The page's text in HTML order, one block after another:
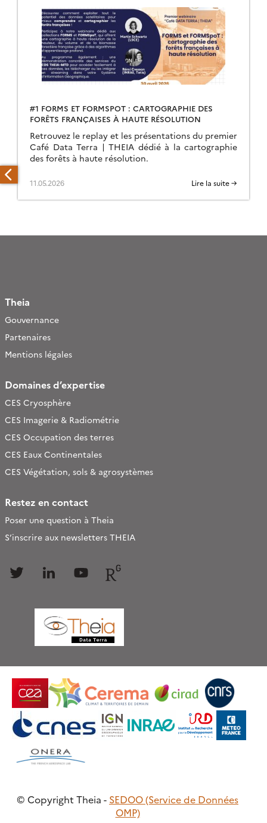
#1 FORMS ET FORMSPOT : CARTOGRAPHIE DES
FORÊTS FRANÇAISES À HAUTE RÉSOLUTION
Retrouvez le replay et les présentations du premier
Café Data Terra | THEIA dédié à la cartographie
des forêts à haute résolution.
11.05.2026 Lire la suite →
Theia
Gouvernance
Partenaires
Mentions légales
Domaines d’expertise
CES Cryosphère
CES Imagerie & Radiométrie
CES Occupation des terres
CES Eaux Continentales
CES Végétation, sols & agrosystèmes
Restez en contact
Poser une question à Theia
S’inscrire aux newsletters THEIA
Follow Follow
© Copyright Theia - SEDOO (Service de Données
OMP)